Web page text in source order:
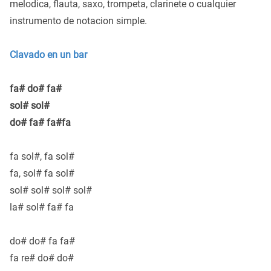
melodica, flauta, saxo, trompeta, clarinete o cualquier
instrumento de notacion simple.
Clavado en un bar
fa# do# fa#
sol# sol#
do# fa# fa#fa
fa sol#, fa sol#
fa, sol# fa sol#
sol# sol# sol# sol#
la# sol# fa# fa
do# do# fa fa#
fa re# do# do#